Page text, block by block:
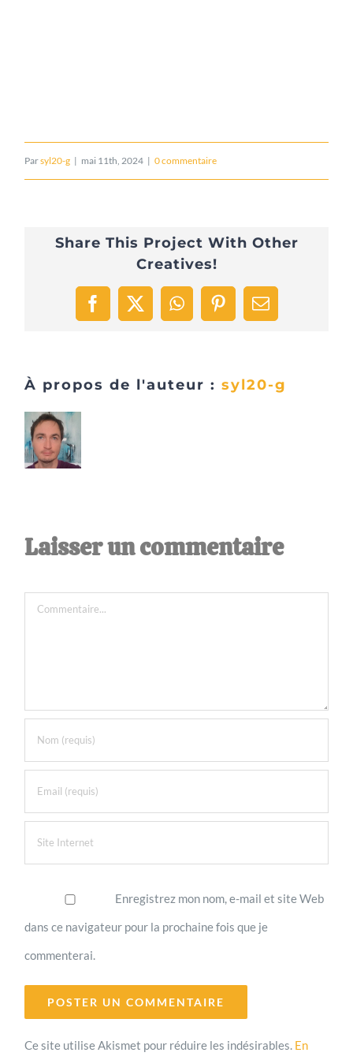
Parsyl20-g | mai 11th, 2024 | 0 commentaire
Share This Project With Other
Creatives!
Facebook
X WhatsAppPinterestEmail
À propos de l'auteur :syl20-g
Laisser un commentaire
Commentaire
Enregistrez mon nom, e-mail et site Web
dans ce navigateur pour la prochaine fois que je
commenterai.
Ce site utilise Akismet pour réduire les indésirables. En